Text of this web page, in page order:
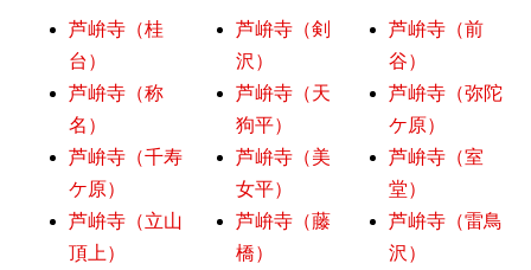
芦峅寺（桂
台）
芦峅寺（称
名）
芦峅寺（千寿
ケ原）
芦峅寺（立山
頂上）
芦峅寺（剣
沢）
芦峅寺（天
狗平）
芦峅寺（美
女平）
芦峅寺（藤
橋）
芦峅寺（前
谷）
芦峅寺（弥陀
ケ原）
芦峅寺（室
堂）
芦峅寺（雷鳥
沢）